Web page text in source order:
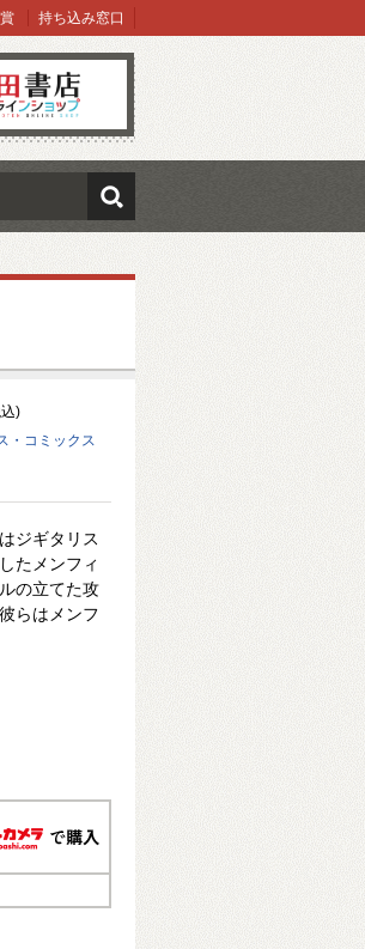
ョップ
持ち込み窓口
検索
)
・コミックス
ジギタリス
たメンフィ
の立てた攻
らはメンフ